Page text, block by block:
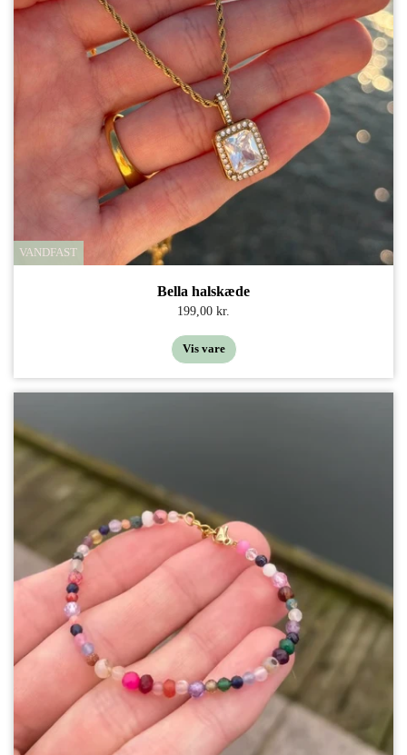
VANDFAST
Bella halskæde
199,00 kr.
Vis vare